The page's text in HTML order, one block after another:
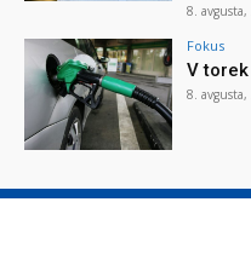
8. avgusta,
Fokus
V
8. avgusta,